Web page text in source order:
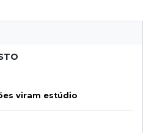
viram estúdio